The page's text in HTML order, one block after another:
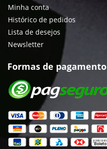
Minha conta
Histórico de pedidos
Lista de desejos
Newsletter
Formas de pagamento